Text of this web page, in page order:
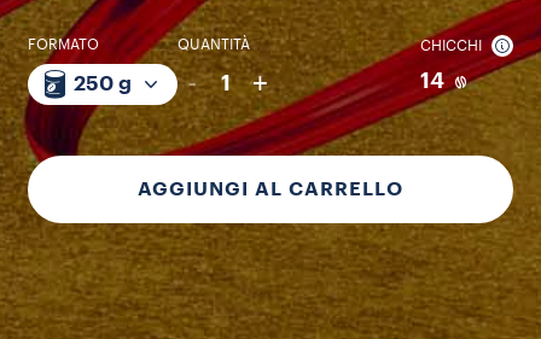
FORMATO
250 g
QUANTITÀ
- 1 +
CHICCHI
14
AGGIUNGI AL CARRELLO